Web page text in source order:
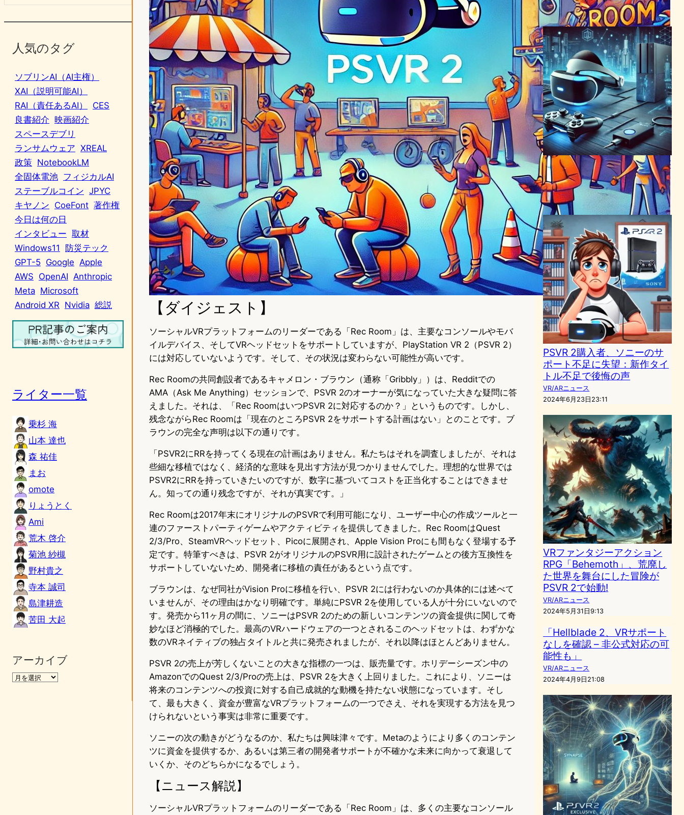
人気のタグ
ソブリンAI（AI主権）
XAI（説明可能AI）
RAI（責任あるAI）
CES
良書紹介 映画紹介
スペースデブリ
ランサムウェア XREAL
政策 NotebookLM
全固体電池 フィジカルAI
ステーブルコイン JPYC
キヤノン CoeFont 著作権
今日は何の日
インタビュー 取材
Windows11
防災テック
GPT-5 Google Apple
AWS OpenAI Anthropic
Meta Microsoft
Android XR Nvidia 総説
ライター一覧
乗杉 海
山本 達也
森 祐佳
まお
omote
りょうとく
Ami
荒木 啓介
菊池 紗槻
野村貴之
寺本 誠司
島津耕造
苦田 大起
アーカイブ
【ダイジェスト】
ソーシャルVRプラットフォームのリーダーである「Rec Room」は、主要なコンソールやモバ
イルデバイス、そしてVRヘッドセットをサポートしていますが、PlayStation VR 2（PSVR 2）
には対応していないようです。そして、その状況は変わらない可能性が高いです。
Rec Roomの共同創設者であるキャメロン・ブラウン（通称「Gribbly」）は、Redditでの
AMA（Ask Me Anything）セッションで、PSVR 2のオーナーが気になっていた大きな疑問に答
えました。それは、「Rec RoomはいつPSVR 2に対応するのか？」というものです。しかし、
残念ながらRec Roomは「現在のところPSVR 2をサポートする計画はない」とのことです。ブ
ラウンの完全な声明は以下の通りです。
「PSVR2にRRを持ってくる現在の計画はありません。私たちはそれを調査しましたが、それは
些細な移植ではなく、経済的な意味を見出す方法が見つかりませんでした。理想的な世界では
PSVR2にRRを持っていきたいのですが、数字に基づいてコストを正当化することはできませ
ん。知っての通り残念ですが、それが真実です。」
Rec Roomは2017年末にオリジナルのPSVRで利用可能になり、ユーザー中心の作成ツールと一
連のファーストパーティゲームやアクティビティを提供してきました。Rec RoomはQuest
2/3/Pro、SteamVRヘッドセット、Picoに展開され、Apple Vision Proにも間もなく登場する予
定です。特筆すべきは、PSVR 2がオリジナルのPSVR用に設計されたゲームとの後方互換性を
サポートしていないため、開発者に移植の責任があるという点です。
ブラウンは、なぜ同社がVision Proに移植を行い、PSVR 2には行わないのか具体的には述べて
いませんが、その理由はかなり明確です。単純にPSVR 2を使用している人が十分にいないので
す。発売から11ヶ月の間に、ソニーはPSVR 2のための新しいコンテンツの資金提供に関して奇
妙なほど消極的でした。最高のVRハードウェアの一つとされるこのヘッドセットは、わずかな
数のVRネイティブの独占タイトルと共に発売されましたが、それ以降はほとんどありません。
PSVR 2の売上が芳しくないことの大きな指標の一つは、販売量です。ホリデーシーズン中の
AmazonでのQuest 2/3/Proの売上は、PSVR 2を大きく上回りました。これにより、ソニーは
将来のコンテンツへの投資に対する自己成就的な動機を持たない状態になっています。そし
て、最も大きく、資金が豊富なVRプラットフォームの一つでさえ、それを実現する方法を見つ
けられないという事実は非常に重要です。
ソニーの次の動きがどうなるのか、私たちは興味津々です。Metaのようにより多くのコンテン
ツに資金を提供するか、あるいは第三者の開発者サポートが不確かな未来に向かって衰退して
いくか、そのどちらかになるでしょう。
【ニュース解説】
ソーシャルVRプラットフォームのリーダーである「Rec Room」は、多くの主要なコンソール
2024年7月12日3:45
PSVR 2がPC対応へ、Sonyが
革新的アダプター開発！
VR/ARニュース
2024年5月29日21:22
PSVR 2購入者、ソニーのサ
ポート不足に失望：新作タイ
トル不足で後悔の声
VR/ARニュース
2024年6月23日23:11
VRファンタジーアクション
RPG「Behemoth」、荒廃し
た世界を舞台にした冒険が
PSVR 2で始動!
VR/ARニュース
2024年5月31日9:13
「Hellblade 2、VRサポート
なしを確認 – 非公式対応の可
能性も」
VR/ARニュース
2024年4月9日21:08